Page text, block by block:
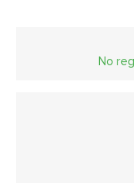
No